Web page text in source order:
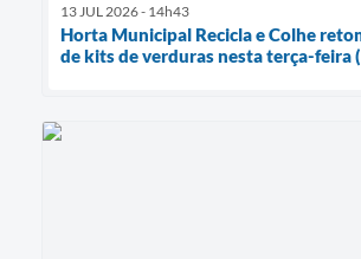
13 JUL 2026 - 14h43
Horta Municipal Recicla e Colhe
de kits de verduras nesta terça-feira